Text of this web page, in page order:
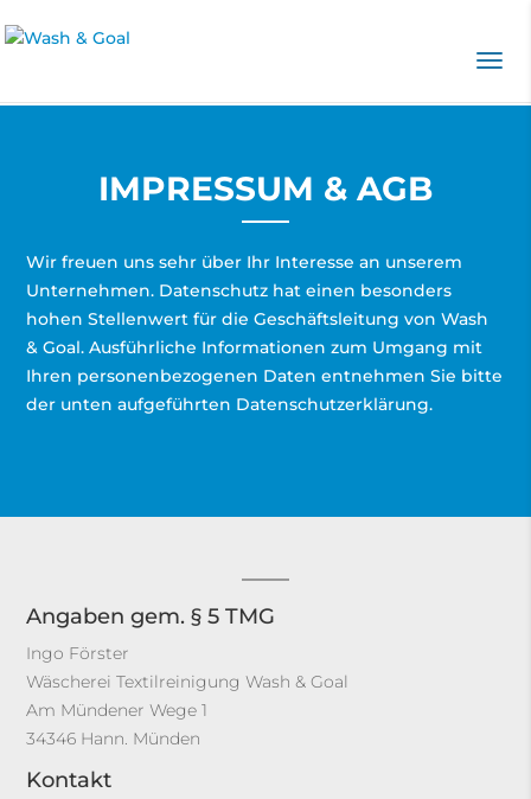
IMPRESSUM & AGB
Wir freuen uns sehr über Ihr Interesse an unserem
Unternehmen. Datenschutz hat einen besonders
hohen Stellenwert für die Geschäftsleitung von Wash
& Goal. Ausführliche Informationen zum Umgang mit
Ihren personenbezogenen Daten entnehmen Sie bitte
der unten aufgeführten Datenschutzerklärung.
Angaben gem. § 5 TMG
Ingo Förster
Wäscherei Textilreinigung Wash & Goal
Am Mündener Wege 1
34346 Hann. Münden
Kontakt